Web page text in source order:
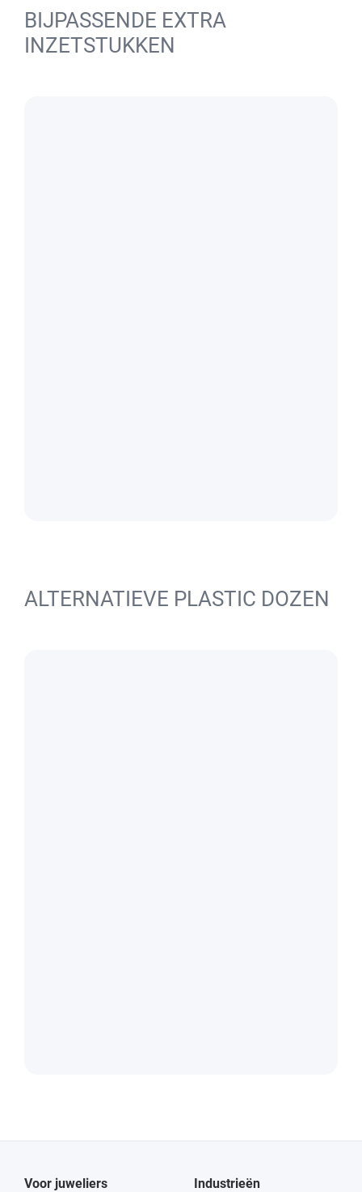
BIJPASSENDE EXTRA
INZETSTUKKEN
ALTERNATIEVE PLASTIC DOZEN
Voor juweliers Industrieën